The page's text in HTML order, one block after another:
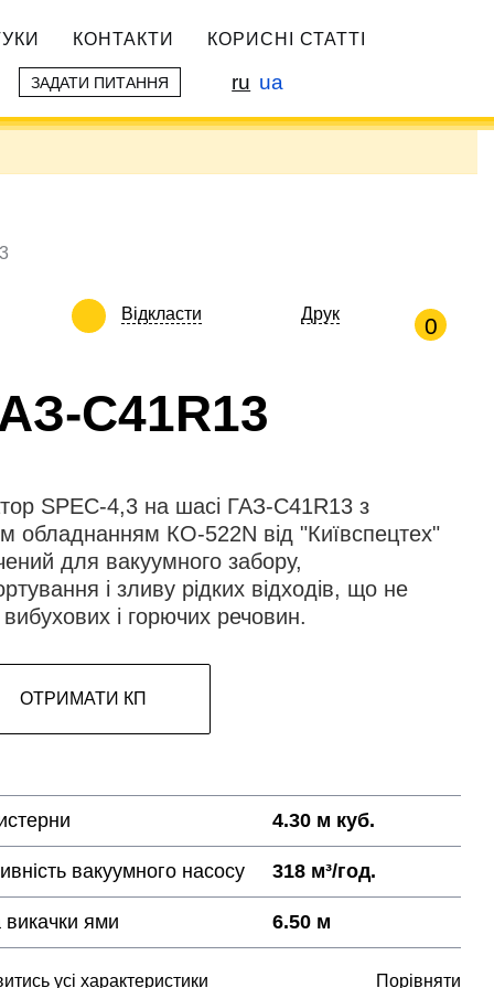
КОНТАКТИ КОРИСНІ СТАТТІ
ЗАДАТИ ПИТАННЯ ru ua
Відкласти Друк 0
С41R13
SPEC-4,3 на шасі ГАЗ-С41R13 з
обладнанням КО-522N від "Київспецтех"
для вакуумного забору,
і зливу рідких відходів, що не
вибухових і горючих речовин.
ОТРИМАТИ КП
4.30 м куб.
вакуумного насосу 318 м³/год.
викачки ями 6.50 м
усі характеристики Порівняти